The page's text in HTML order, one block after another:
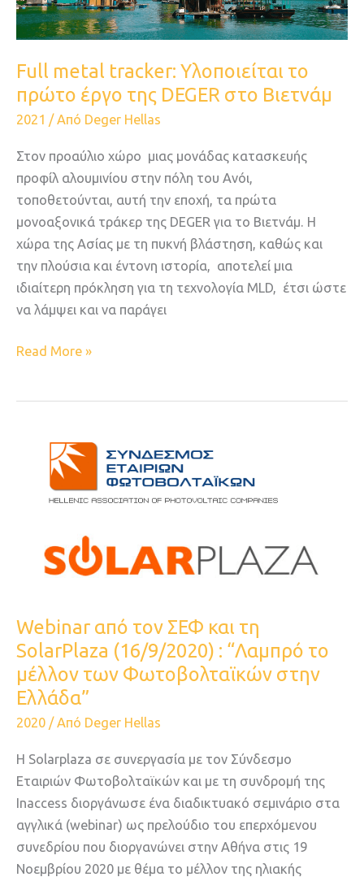
Full metal tracker: Υλοποιείται το
πρώτο έργο της DEGER στο Βιετνάμ
2021 / Από Deger Hellas
Στον προαύλιο χώρο μιας μονάδας κατασκευής
προφίλ αλουμινίου στην πόλη του Ανόι,
τοποθετούνται, αυτή την εποχή, τα πρώτα
μονοαξονικά τράκερ της DEGER για το Βιετνάμ. Η
χώρα της Ασίας με τη πυκνή βλάστηση, καθώς και
την πλούσια και έντονη ιστορία, αποτελεί μια
ιδιαίτερη πρόκληση για τη τεχνολογία MLD, έτσι ώστε
να λάμψει και να παράγει
DEGER
στο
Βιετνάμ
Read More »
Webinar από τον ΣΕΦ και τη
SolarPlaza (16/9/2020) : “Λαμπρό το
μέλλον των Φωτοβολταϊκών στην
Ελλάδα”
2020 / Από Deger Hellas
Η Solarplaza σε συνεργασία με τον Σύνδεσμο
Εταιριών Φωτοβολταϊκών και με τη συνδρομή της
Ιnaccess διοργάνωσε ένα διαδικτυακό σεμινάριο στα
αγγλικά (webinar) ως πρελούδιο του επερχόμενου
συνεδρίου που διοργανώνει στην Αθήνα στις 19
Νοεμβρίου 2020 με θέμα το μέλλον της ηλιακής
Webinar
SolarPlaza
:
“Λαμπρό
μέλλον
των
Φωτοβολταϊκών
στην
Ελλάδα”